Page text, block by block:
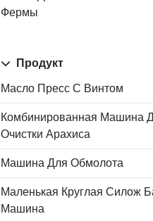
Фермы
Продукт
Масло Пресс С Винтом
Комбинированная Машина
Очистки Арахиса
Машина Для Обмолота
Маленькая Круглая Силож
Машина